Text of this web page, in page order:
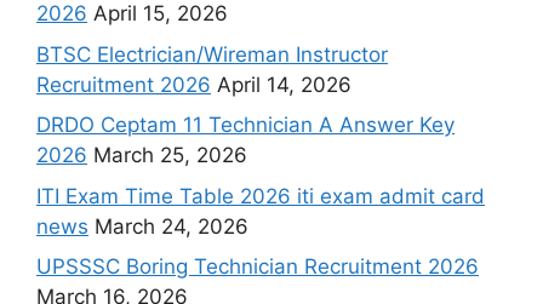
2026 April 15, 2026
BTSC Electrician/Wireman Instructor
Recruitment 2026 April 14, 2026
DRDO Ceptam 11 Technician A Answer Key
2026 March 25, 2026
ITI Exam Time Table 2026 iti exam admit card
news March 24, 2026
UPSSSC Boring Technician Recruitment 2026
March 16, 2026